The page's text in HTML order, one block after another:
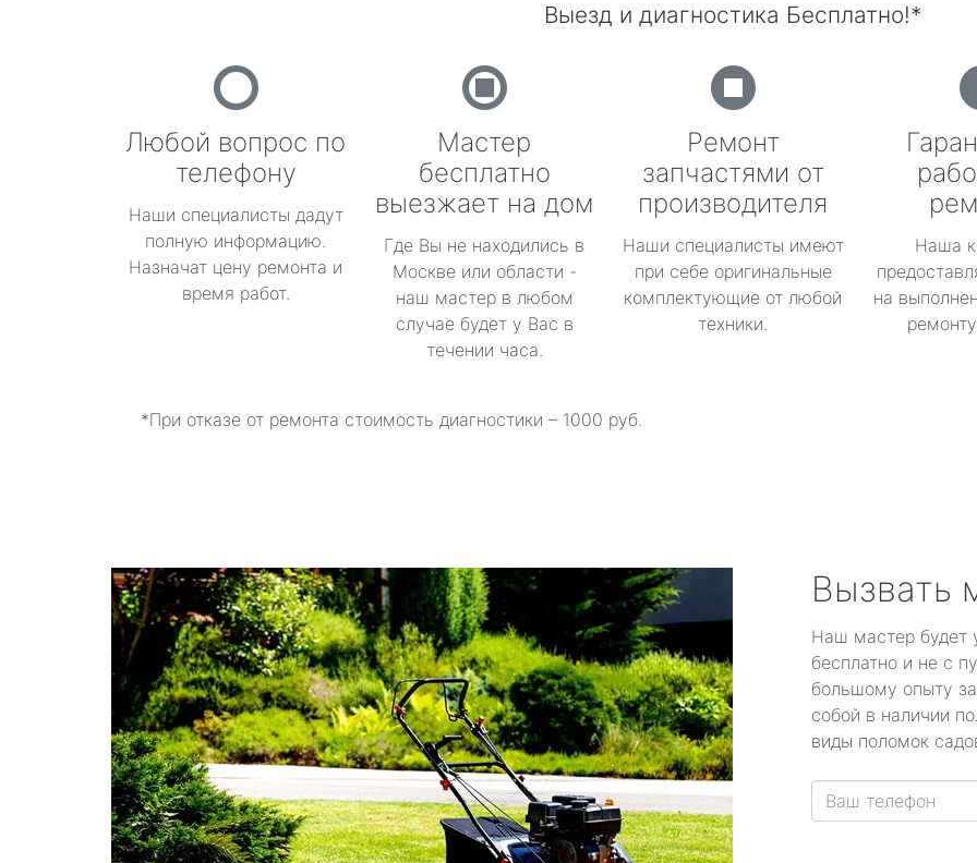
Выезд и диагностика Бесплатно!*
Любой вопрос по
телефону
Наши специалисты дадут
полную информацию.
Назначат цену ремонта и
время работ.
Мастер
бесплатно
выезжает на дом
Где Вы не находились в
Москве или области -
наш мастер в любом
случае будет у Вас в
течении часа.
Ремонт
запчастями от
производителя
Наши специалисты имеют
при себе оригинальные
комплектующие от любой
техники.
Наша
на
*При отказе от ремонта стоимость диагностики – 1000 руб.
Вызвать
Наш мастер будет
бесплатно и не с
большому опыту
собой в наличии
виды поломок